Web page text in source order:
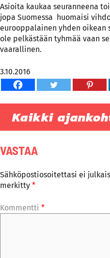
Asioita kaukaa seuranneena
jopa Suomessa huomaisi
eurooppalainen yhden
ole pelkästään tyhmää vaan
vaarallinen.
3.10.2016
Kaikki
VASTAA
Sähköpostiosoitettasi ei
merkitty *
Kommentti *